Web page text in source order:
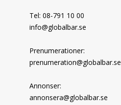
Tel: 08-791 10 00
info@globalbar.se
Prenumerationer:
prenumeration@globalbar.se
Annonser:
annonsera@globalbar.se